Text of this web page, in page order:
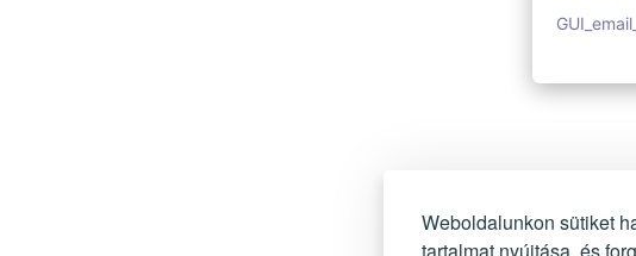
Weboldalunkon sütiket